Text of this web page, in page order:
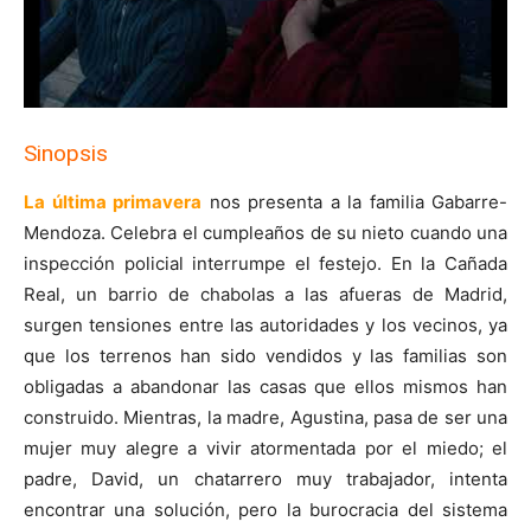
Sinopsis
La última primavera nos presenta a la familia Gabarre-
Mendoza. Celebra el cumpleaños de su nieto cuando una
inspección policial interrumpe el festejo. En la Cañada
Real, un barrio de chabolas a las afueras de Madrid,
surgen tensiones entre las autoridades y los vecinos, ya
que los terrenos han sido vendidos y las familias son
obligadas a abandonar las casas que ellos mismos han
construido. Mientras, la madre, Agustina, pasa de ser una
mujer muy alegre a vivir atormentada por el miedo; el
padre, David, un chatarrero muy trabajador, intenta
encontrar una solución, pero la burocracia del sistema